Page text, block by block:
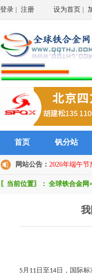
登录 注册 设为首页
首页 钒分站
网站公告： 2026年端午节
〖当前位置〗： 全球铁合金网 >
5月11日至14日，国际